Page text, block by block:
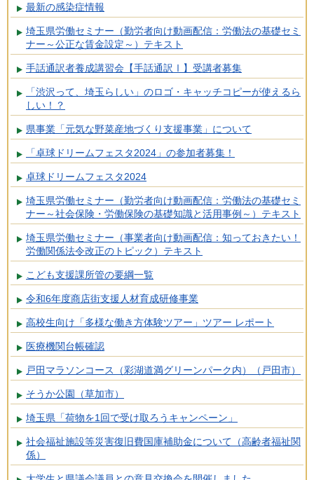
最新の感染症情報
埼玉県労働セミナー（勤労者向け動画配信：労働法の基礎セミ
ナー～公正な賃金設定～）テキスト
手話通訳者養成講習会【手話通訳Ⅰ】受講者募集
「渋沢って、埼玉らしい」のロゴ・キャッチコピーが使えるら
しい！？
県事業「元気な野菜産地づくり支援事業」について
「卓球ドリームフェスタ2024」の参加者募集！
卓球ドリームフェスタ2024
埼玉県労働セミナー（勤労者向け動画配信：労働法の基礎セミ
ナー～社会保険・労働保険の基礎知識と活用事例～）テキスト
埼玉県労働セミナー（事業者向け動画配信：知っておきたい！
労働関係法令改正のトピック）テキスト
こども支援課所管の要綱一覧
令和6年度商店街支援人材育成研修事業
高校生向け「多様な働き方体験ツアー」ツアー レポート
医療機関台帳確認
戸田マラソンコース（彩湖道満グリーンパーク内）（戸田市）
そうか公園（草加市）
埼玉県「荷物を1回で受け取ろうキャンペーン」
社会福祉施設等災害復旧費国庫補助金について（高齢者福祉関
係）